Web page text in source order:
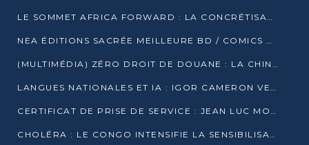
LE SOMMET AFRICA FORWARD : LA CONCRÉTISATION DE PARTENARIATS ÉQUILIBRÉS ET TOURNÉS VERS L’AVENIR ENTRE LE CONTINENT AFRICAIN ET LA FRANCE
NEA ÉDITIONS SACRÉE MEILLEURE BD / COMICS D’AFRIQUE AU KENYA
(MULTIMÉDIA) ZÉRO DROIT DE DOUANE : LA CHINE ET L’AFRIQUE VERS UNE PROXIMITÉ SANS PRÉCÉDENT (PAPIER GÉNÉRAL)
LANGUES NATIONALES ET IA : IGOR CAMERON VEUT ARRIMER LA STRATÉGIE IA À LA LOI SUR LA RECHERCHE
CERTIFICAT DE PRISE DE SERVICE : JEAN LUC MOUTHOU DÉMENT UNE « FAKE NEWS »
CHOLÉRA : LE CONGO INTENSIFIE LA SENSIBILISATION AU MARCHÉ DE TALANGAÏ